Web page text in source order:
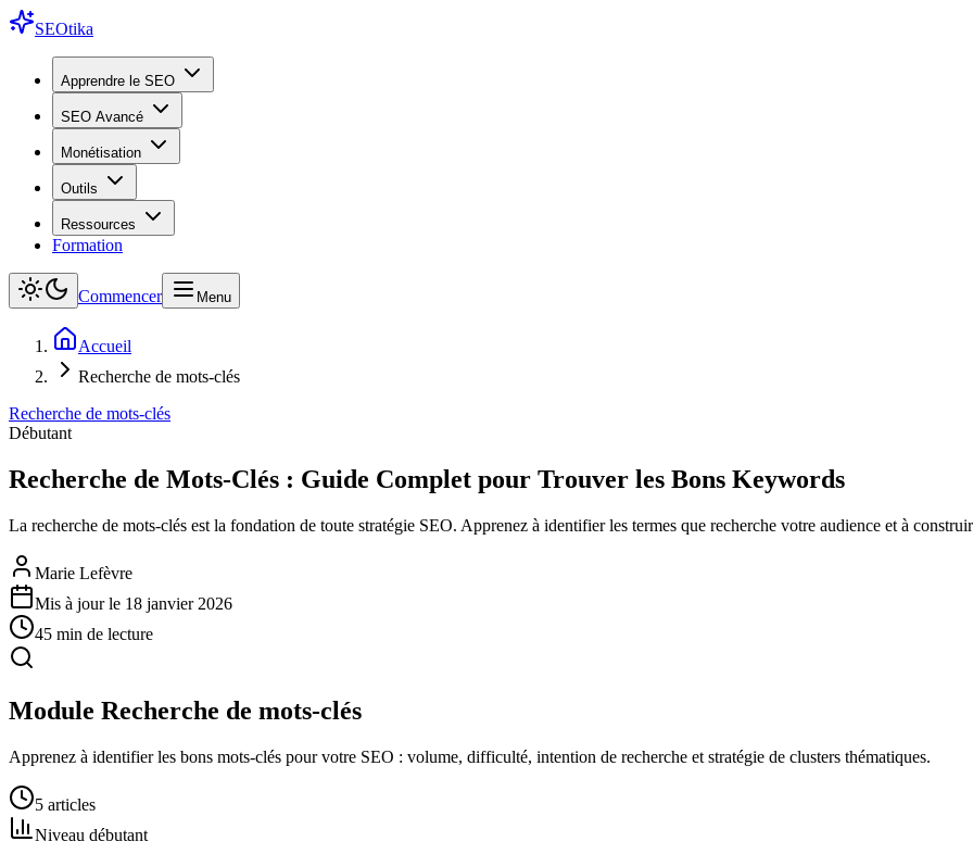
SEOtika
Apprendre le SEO
SEO Avancé
Monétisation
Outils
Ressources
Formation
Commencer Menu
Accueil
Recherche de mots-clés
Recherche de mots-clés
Débutant
Recherche de Mots-Clés : Guide Complet pour Trouver les Bons Keywords
La recherche de mots-clés est la fondation de toute stratégie SEO. Apprenez à identifier les termes que recherche votre audience et à
Marie Lefèvre
Mis à jour le 18 janvier 2026
45 min de lecture
Module Recherche de mots-clés
Apprenez à identifier les bons mots-clés pour votre SEO : volume, difficulté, intention de recherche et stratégie de clusters thématiques.
5 articles
Niveau débutant